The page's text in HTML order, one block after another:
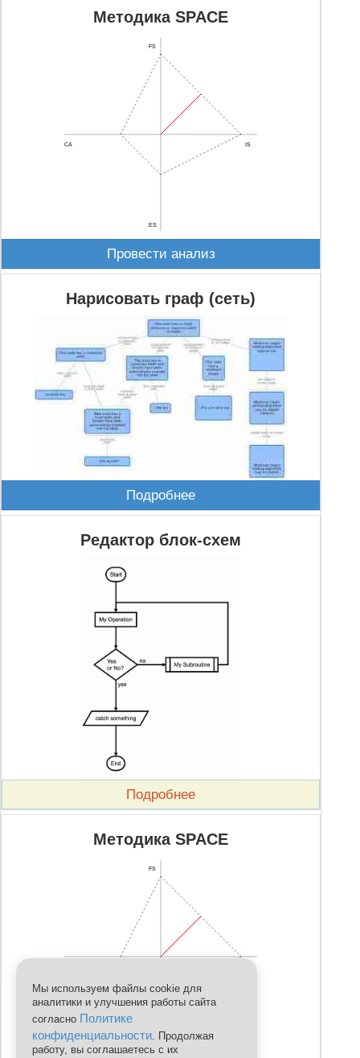
Методика SPACE
FS
CA
ES
IS
Провести анализ
Нарисовать граф (сеть)
Подробнее
Редактор блок-схем
Подробнее
Методика SPACE
FS
ES
Мы используем файлы cookie для
аналитики и улучшения работы сайта
согласно Политике
конфиденциальности. Продолжая
работу, вы соглашаетесь с их